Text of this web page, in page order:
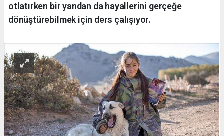
otlatırken bir yandan da hayallerini gerçeğe
dönüştürebilmek için ders çalışıyor.